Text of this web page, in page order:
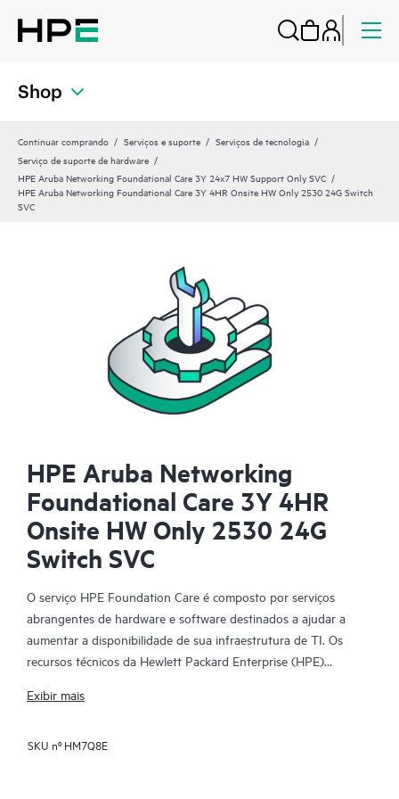
Shop
Continuar comprando Serviços e suporte
Serviços de tecnologia
Serviço de suporte de hardware
HPE Aruba Networking Foundational Care 3Y 24x7 HW Support Only SVC
HPE Aruba Networking Foundational Care 3Y 4HR Onsite HW Only 2530 24G Switch
SVC
HPE Aruba Networking
Foundational Care 3Y 4HR
Onsite HW Only 2530 24G
Switch SVC
O serviço HPE Foundation Care é composto por serviços
abrangentes de hardware e software destinados a ajudar a
aumentar a disponibilidade de sua infraestrutura de TI. Os
recursos técnicos da Hewlett Packard Enterprise (HPE)
ajudá-lo a resolver problemas de hardware e software com
Exibir mais
SKU nº HM7Q8E